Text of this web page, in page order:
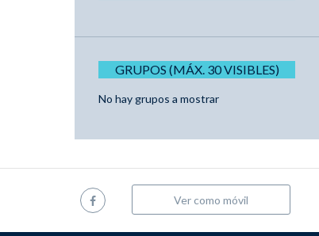
GRUPOS (MÁX. 30 VISIBLES)
No hay grupos a mostrar